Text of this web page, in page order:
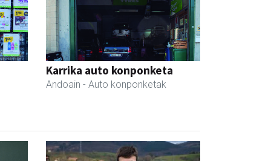
Karrika auto konponketa
Andoain - Auto konponketak